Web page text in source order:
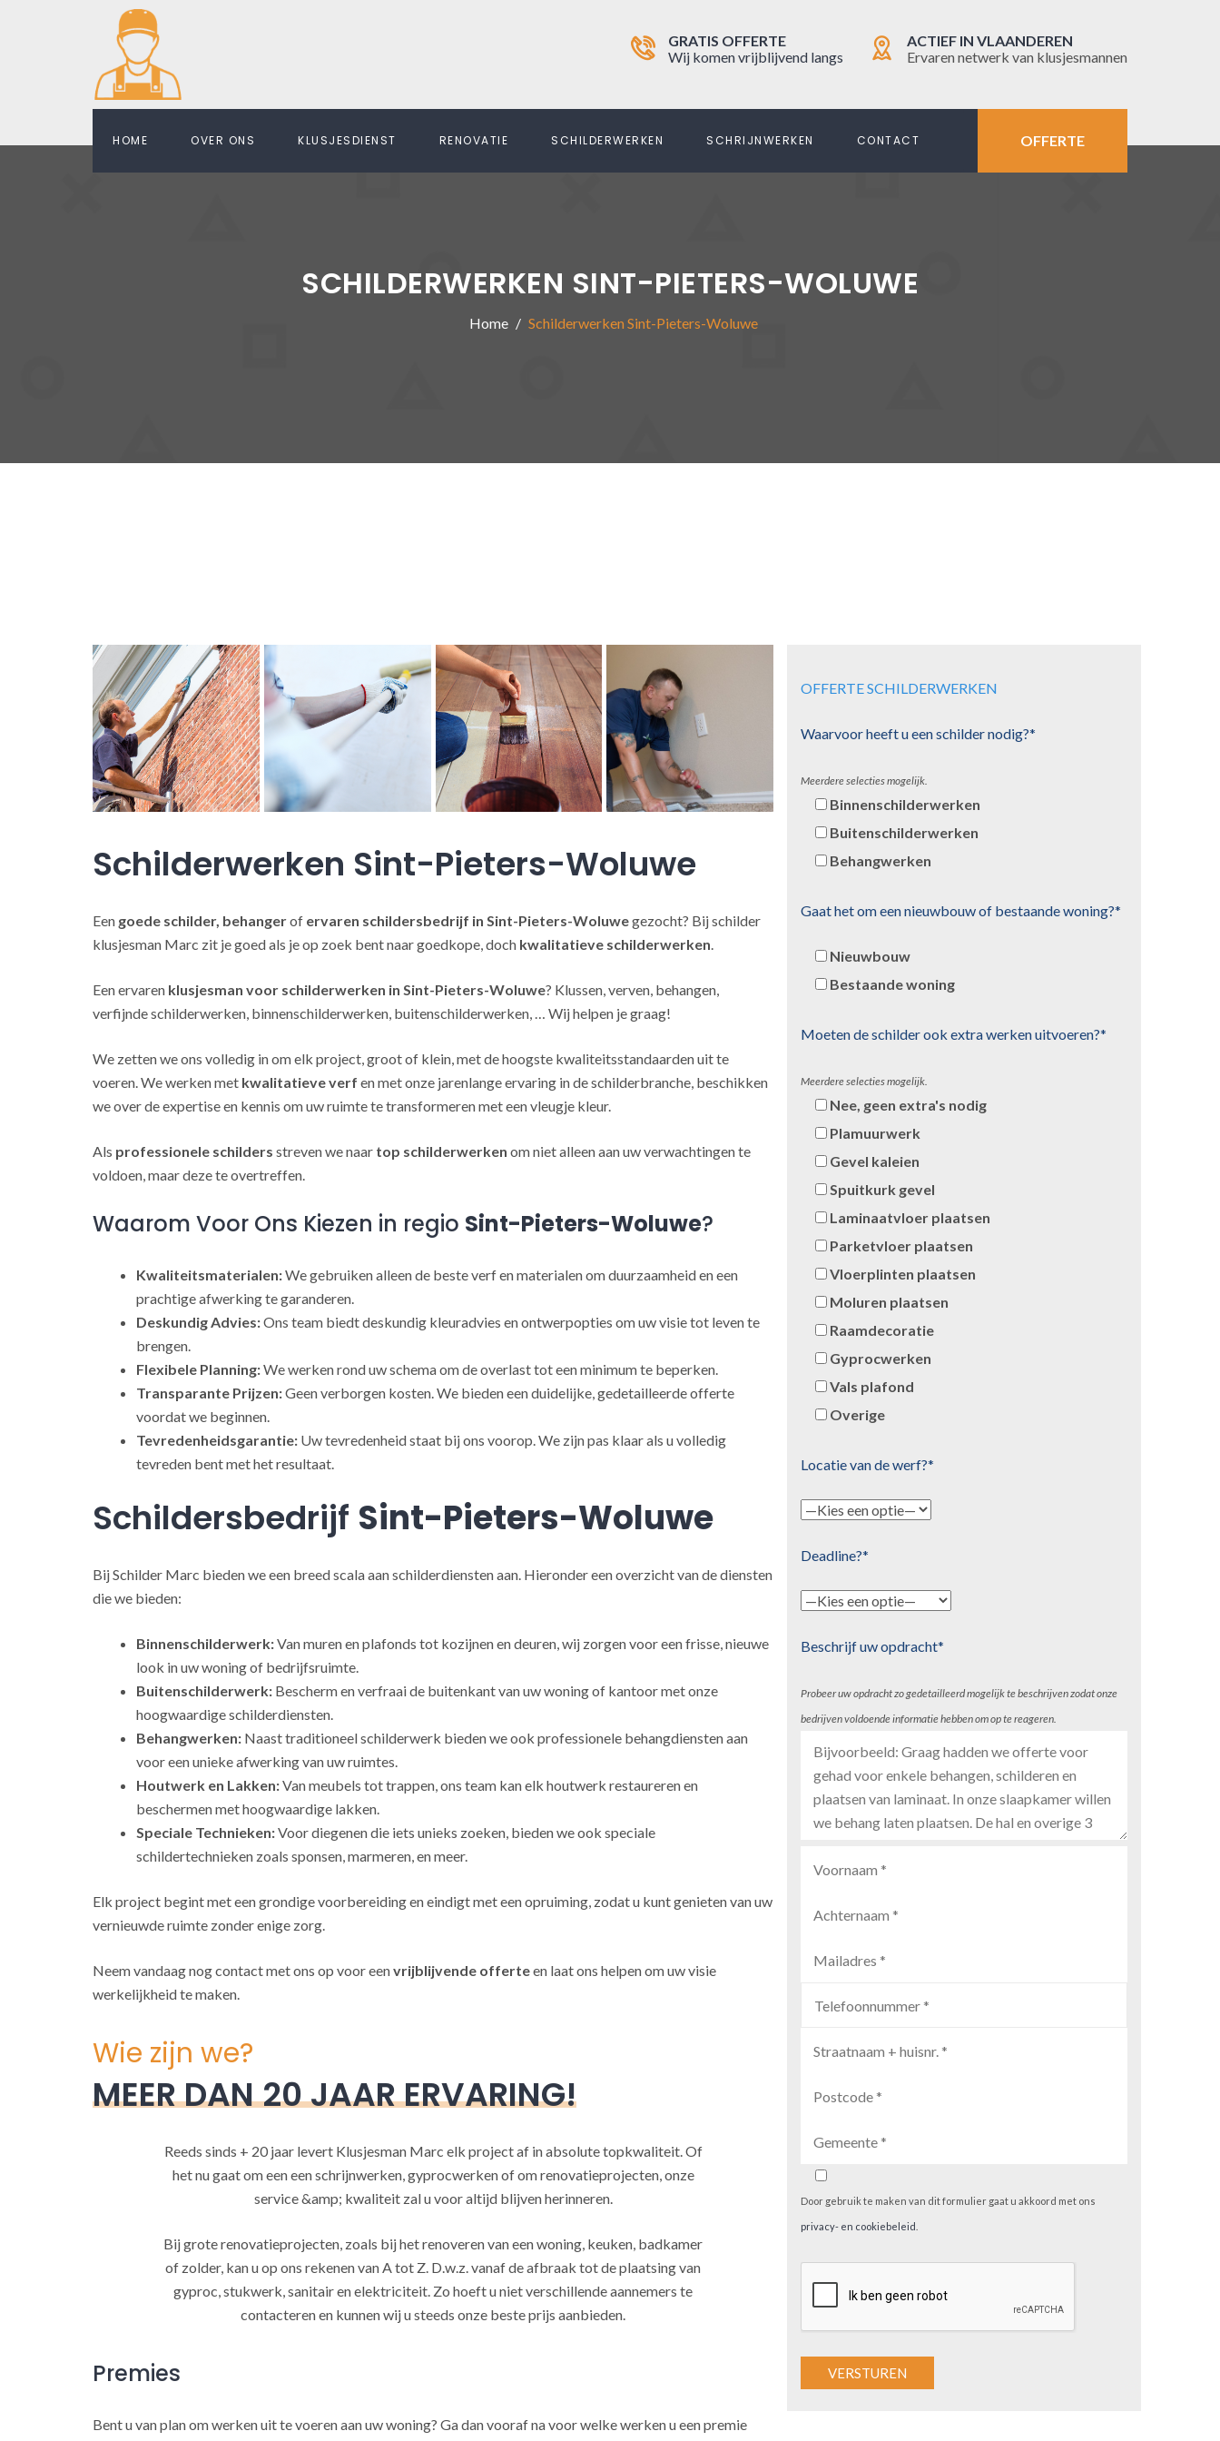
GRATIS OFFERTE
Wij komen vrijblijvend langs
ACTIEF IN VLAANDEREN
Ervaren netwerk van klusjesmannen
HOME OVER ONS KLUSJESDIENST RENOVATIE SCHILDERWERKEN SCHRIJNWERKEN CONTACT OFFERTE
SCHILDERWERKEN SINT-PIETERS-WOLUWE
Home Schilderwerken Sint-Pieters-Woluwe
Schilderwerken Sint-Pieters-Woluwe
Een goede schilder, behangerof ervaren schildersbedrijf in Sint-Pieters-Woluwegezocht? Bij schilder
klusjesman Marc zit je goed als je op zoek bent naar goedkope, doch kwalitatieve schilderwerken
Een ervaren klusjesman voor schilderwerken in Sint-Pieters-Woluwe? Klussen, verven, behangen,
verfijnde schilderwerken, binnenschilderwerken, buitenschilderwerken, … Wij helpen je graag!
We zetten we ons volledig in om elk project, groot of klein, met de hoogste kwaliteitsstandaarden uit te
voeren. We werken met kwalitatieve verf en met onze jarenlange ervaring in de schilderbranche, beschikken
we over de expertise en kennis om uw ruimte te transformeren met een vleugje kleur.
Als professionele schilders streven we naar top schilderwerken om niet alleen aan uw verwachtingen te
voldoen, maar deze te overtreffen.
Waarom Voor Ons Kiezen in regio Sint-Pieters-Woluwe?
Kwaliteitsmaterialen:We gebruiken alleen de beste verf en materialen om duurzaamheid en een
prachtige afwerking te garanderen.
Deskundig Advies:Ons team biedt deskundig kleuradvies en ontwerpopties om uw visie tot leven te
brengen.
Flexibele Planning:We werken rond uw schema om de overlast tot een minimum te beperken.
Transparante Prijzen:Geen verborgen kosten. We bieden een duidelijke, gedetailleerde offerte
voordat we beginnen.
Tevredenheidsgarantie: Uw tevredenheid staat bij ons voorop. We zijn pas klaar als u volledig
tevreden bent met het resultaat.
Schildersbedrijf Sint-Pieters-Woluwe
Bij Schilder Marc bieden we een breed scala aan schilderdiensten aan. Hieronder een overzicht van de diensten
die we bieden:
Binnenschilderwerk:Van muren en plafonds tot kozijnen en deuren, wij zorgen voor een frisse, nieuwe
look in uw woning of bedrijfsruimte.
Buitenschilderwerk: Bescherm en verfraai de buitenkant van uw woning of kantoor met onze
hoogwaardige schilderdiensten.
Behangwerken: Naast traditioneel schilderwerk bieden we ook professionele behangdiensten aan
voor een unieke afwerking van uw ruimtes.
Houtwerk en Lakken:Van meubels tot trappen, ons team kan elk houtwerk restaureren en
beschermen met hoogwaardige lakken.
Speciale Technieken:Voor diegenen die iets unieks zoeken, bieden we ook speciale
schildertechnieken zoals sponsen, marmeren, en meer.
Elk project begint met een grondige voorbereiding en eindigt met een opruiming, zodat u kunt genieten van uw
vernieuwde ruimte zonder enige zorg.
Neem vandaag nog contact met ons op voor eenvrijblijvende offerteen laat ons helpen om uw visie
werkelijkheid te maken.
Wie zijn we?
MEER DAN 20 JAAR ERVARING!
Reeds sinds + 20 jaar levert Klusjesman Marc elk project af in absolute topkwaliteit. Of
het nu gaat om een een schrijnwerken, gyprocwerken of om renovatieprojecten, onze
service &amp; kwaliteit zal u voor altijd blijven herinneren.
Bij grote renovatieprojecten, zoals bij het renoveren van een woning, keuken, badkamer
of zolder, kan u op ons rekenen van A tot Z. D.w.z. vanaf de afbraak tot de plaatsing van
gyproc, stukwerk, sanitair en elektriciteit. Zo hoeft u niet verschillende aannemers te
contacteren en kunnen wij u steeds onze beste prijs aanbieden.
Premies
Bent u van plan om werken uit te voeren aan uw woning? Ga dan vooraf na voor welke werken u een premie
OFFERTE SCHILDERWERKEN
Waarvoor heeft u een schilder nodig?*
Meerdere selecties mogelijk.
Binnenschilderwerken
Buitenschilderwerken
Behangwerken
Gaat het om een nieuwbouw of bestaande woning?*
Nieuwbouw
Bestaande woning
Moeten de schilder ook extra werken uitvoeren?*
Meerdere selecties mogelijk.
Nee, geen extra's nodig
Plamuurwerk
Gevel kaleien
Spuitkurk gevel
Laminaatvloer plaatsen
Parketvloer plaatsen
Vloerplinten plaatsen
Moluren plaatsen
Raamdecoratie
Gyprocwerken
Vals plafond
Overige
Locatie van de werf?*
Deadline?*
Beschrijf uw opdracht*
Probeer uw opdracht zo gedetailleerd mogelijk te beschrijven zodat onze
bedrijven voldoende informatie hebben om op te reageren.
Door gebruik te maken van dit formulier gaat u akkoord met ons
privacy- en cookiebeleid